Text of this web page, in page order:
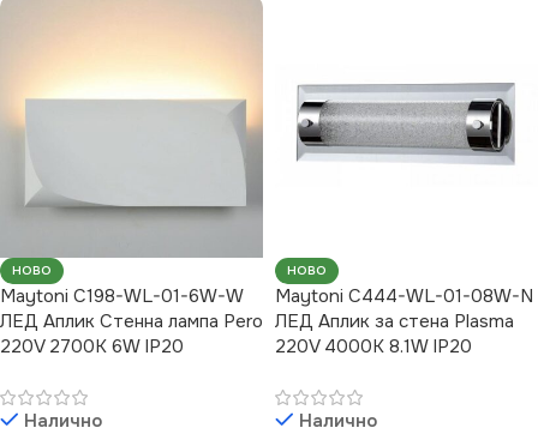
НОВО
Maytoni C198-WL-01-6W-W
ЛЕД Аплик Стенна лампа Pero
220V 2700K 6W IP20
Налично
НОВО
Maytoni C444-WL-01-08W-N
ЛЕД Аплик за стена Plasma
220V 4000K 8.1W IP20
Налично